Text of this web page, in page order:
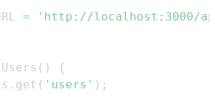
=
'http://localhost:3000/
( )
{
. get ( 'users' ) ;